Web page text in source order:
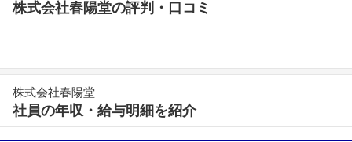
株式会社春陽堂の評判・口コミ
株式会社春陽堂
社員の年収・給与明細を紹介